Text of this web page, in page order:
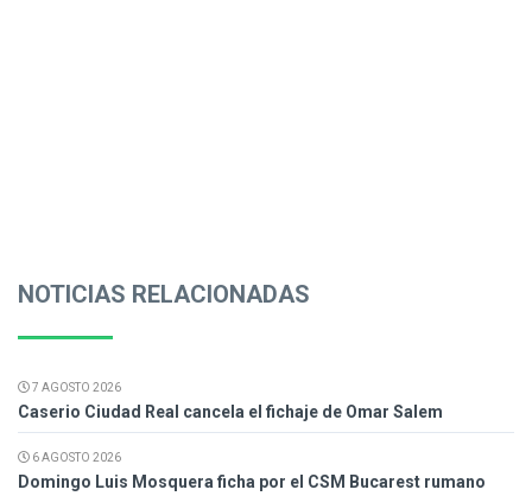
NOTICIAS RELACIONADAS
7 AGOSTO 2026
Caserio Ciudad Real cancela el fichaje de Omar Salem
6 AGOSTO 2026
Domingo Luis Mosquera ficha por el CSM Bucarest rumano